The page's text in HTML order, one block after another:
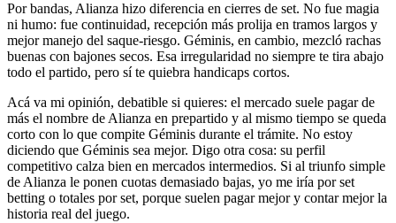
Por bandas, Alianza hizo diferencia en cierres de set. No fue magia
ni humo: fue continuidad, recepción más prolija en tramos largos y
mejor manejo del saque-riesgo. Géminis, en cambio, mezcló rachas
buenas con bajones secos. Esa irregularidad no siempre te tira abajo
todo el partido, pero sí te quiebra handicaps cortos.
Acá va mi opinión, debatible si quieres: el mercado suele pagar de
más el nombre de Alianza en prepartido y al mismo tiempo se queda
corto con lo que compite Géminis durante el trámite. No estoy
diciendo que Géminis sea mejor. Digo otra cosa: su perfil
competitivo calza bien en mercados intermedios. Si al triunfo simple
de Alianza le ponen cuotas demasiado bajas, yo me iría por set
betting o totales por set, porque suelen pagar mejor y contar mejor la
historia real del juego.